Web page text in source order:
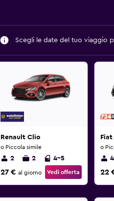
Scegli le date del tuo viaggio
Renault Clio
o Piccola simile
2 2 4-5
27 € al giorno Vedi offerta
o
4
22